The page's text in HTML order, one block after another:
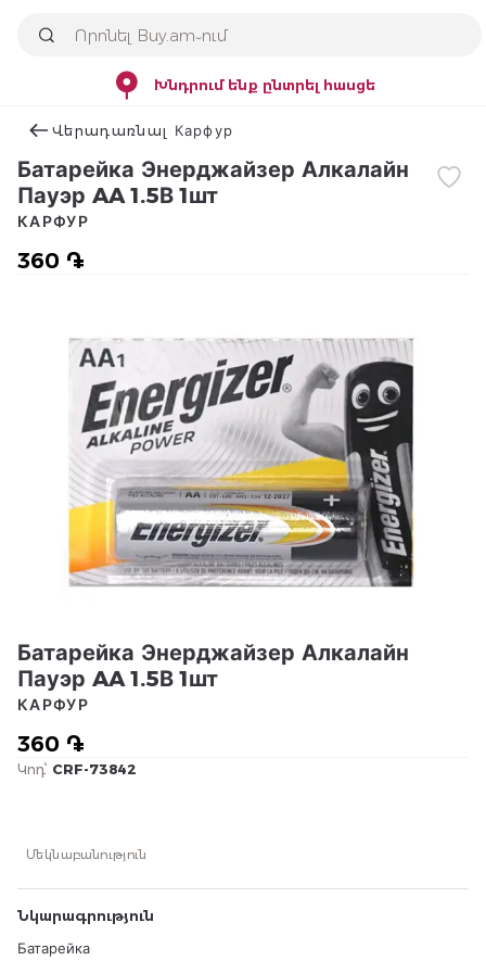
Խնդրում ենք ընտրել հասցե
Վերադառնալ Карфур
Батарейка Энерджайзер Алкалайн
Пауэр AA 1.5В 1шт
360 ֏
КАРФУР
Батарейка Энерджайзер Алкалайн
Пауэр AA 1.5В 1шт
360 ֏
КАРФУР
Կոդ՝ CRF-73842
Մեկնաբանություն
Նկարագրություն
Батарейка